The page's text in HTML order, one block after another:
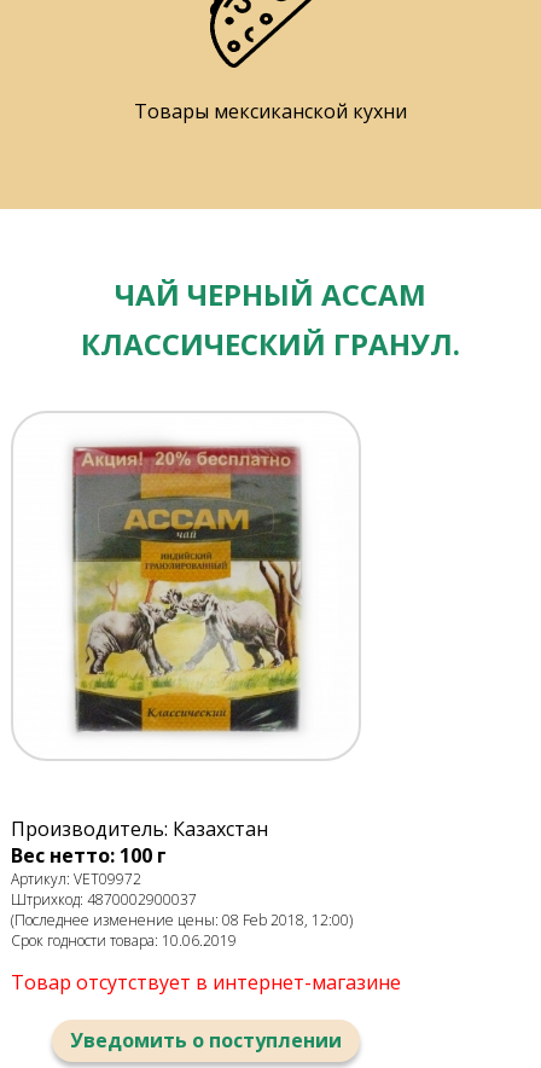
Товары мексиканской кухни
ЧАЙ ЧЕРНЫЙ АССАМ
КЛАССИЧЕСКИЙ ГРАНУЛ.
Производитель: Казахстан
Вес нетто: 100 г
Артикул: VET09972
Штрихкод: 4870002900037
(Последнее изменение цены: 08 Feb 2018, 12:00)
Срок годности товара: 10.06.2019
Товар отсутствует в интернет-магазине
Уведомить о поступлении